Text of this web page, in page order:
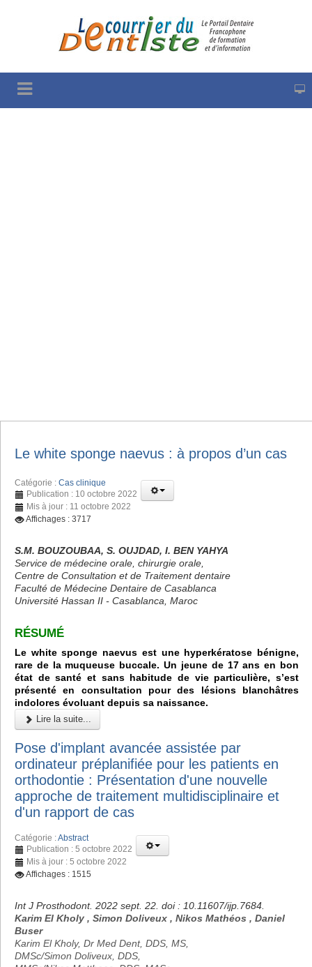
Le white sponge naevus : à propos d’un cas
Catégorie : Cas clinique
Publication : 10 octobre 2022
Mis à jour : 11 octobre 2022
Affichages : 3717
S.M. BOUZOUBAA, S. OUJDAD, I. BEN YAHYA
Service de médecine orale, chirurgie orale,
Centre de Consultation et de Traitement dentaire
Faculté de Médecine Dentaire de Casablanca
Université Hassan II - Casablanca, Maroc
RÉSUMÉ
Le white sponge naevus est une hyperkératose bénigne,
rare de la muqueuse buccale. Un jeune de 17 ans en bon
état de santé et sans habitude de vie particulière, s’est
présenté en consultation pour des lésions blanchâtres
indolores évoluant depuis sa naissance.
Lire la suite...
Pose d'implant avancée assistée par
ordinateur préplanifiée pour les patients en
orthodontie : Présentation d'une nouvelle
approche de traitement multidisciplinaire et
d'un rapport de cas
Catégorie :Abstract
Publication : 5 octobre 2022
Mis à jour : 5 octobre 2022
Affichages : 1515
Int J Prosthodont. 2022 sept. 22. doi : 10.11607/ijp.7684.
Karim El Kholy , Simon Doliveux , Nikos Mathéos , Daniel
Buser
Karim El Kholy, Dr Med Dent, DDS, MS,
DMSc/Simon Doliveux, DDS,